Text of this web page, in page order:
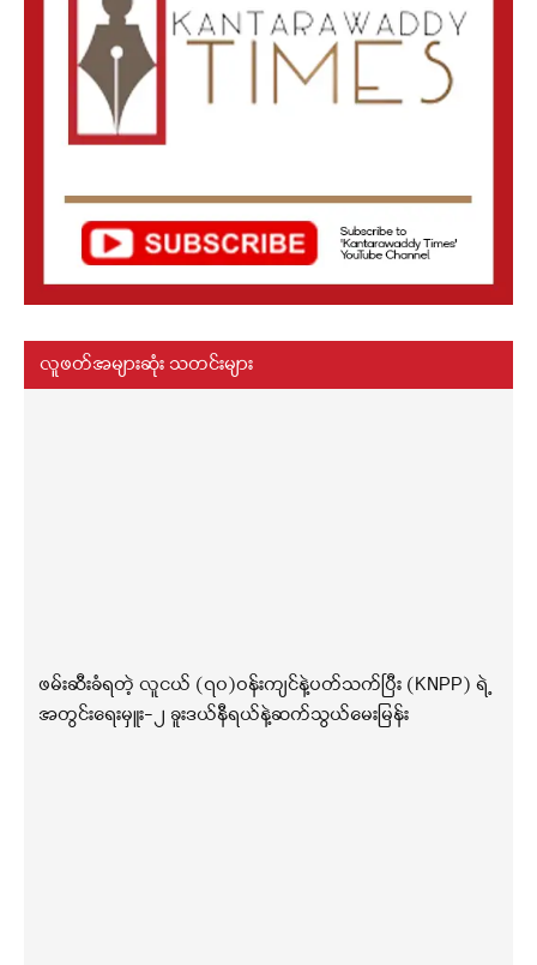
လူဖတ်အများဆုံး သတင်းများ
ဖမ်းဆီးခံရတဲ့ လူငယ် (၇၀)ဝန်းကျင်နဲ့ပတ်သက်ပြီး (KNPP) ရဲ့
အတွင်းရေးမှူး-၂ ခူးဒယ်နီရယ်နဲ့ဆက်သွယ်မေးမြန်း